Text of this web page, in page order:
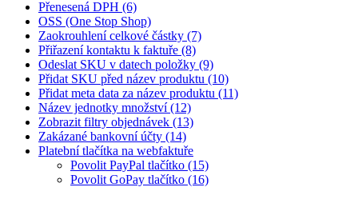
Přenesená DPH (6)
OSS (One Stop Shop)
Zaokrouhlení celkové částky (7)
Přiřazení kontaktu k faktuře (8)
Odeslat SKU v datech položky (9)
Přidat SKU před název produktu (10)
Přidat meta data za název produktu (11)
Název jednotky množství (12)
Zobrazit filtry objednávek (13)
Zakázané bankovní účty (14)
Platební tlačítka na webfaktuře
Povolit PayPal tlačítko (15)
Povolit GoPay tlačítko (16)